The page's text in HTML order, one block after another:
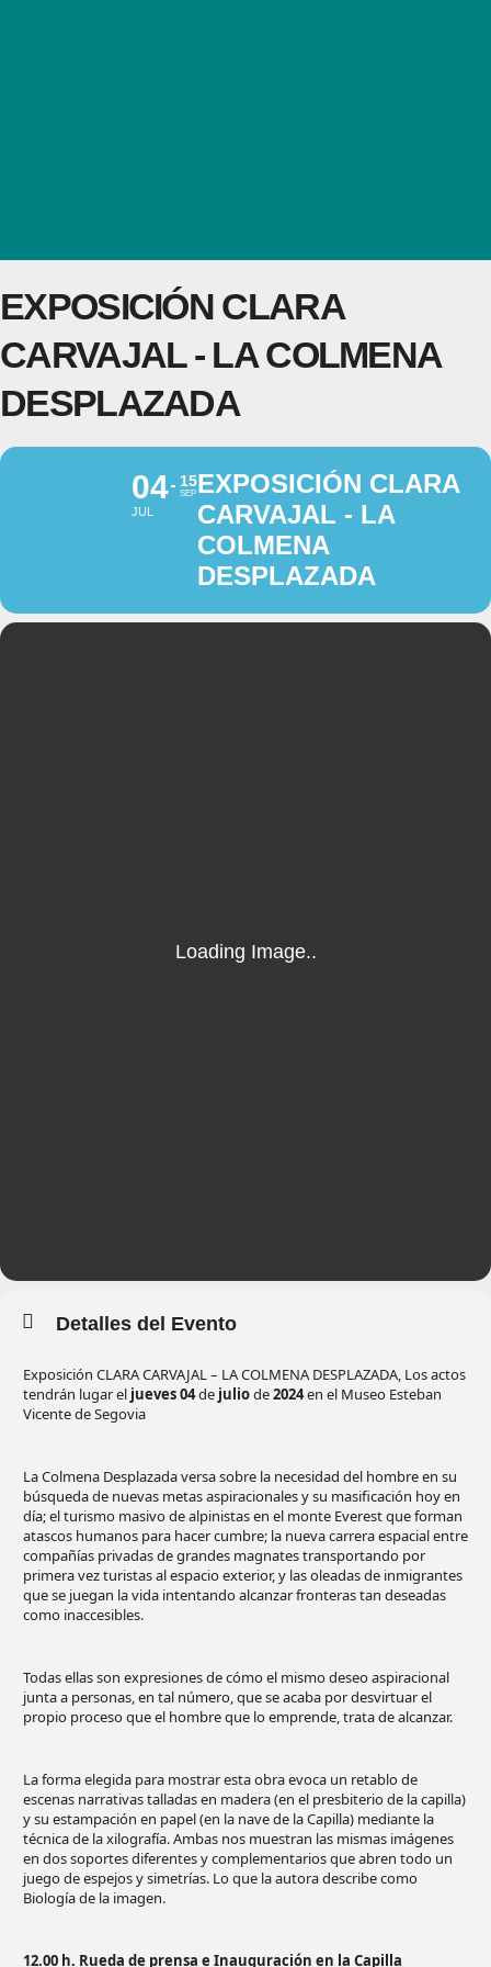
EXPOSICIÓN CLARA
CARVAJAL - LA COLMENA
DESPLAZADA
04
JUL
15
SEP EXPOSICIÓN CLARA
CARVAJAL - LA
COLMENA
DESPLAZADA
Detalles del Evento
Exposición CLARA CARVAJAL – LA COLMENA DESPLAZADA, Los actos
tendrán lugar el jueves 04de juliode2024en el Museo Esteban
Vicente de Segovia
La Colmena Desplazada versa sobre la necesidad del hombre en su
búsqueda de nuevas metas aspiracionales y su masificación hoy en
día; el turismo masivo de alpinistas en el monte Everest que forman
atascos humanos para hacer cumbre; la nueva carrera espacial entre
compañías privadas de grandes magnates transportando por
primera vez turistas al espacio exterior, y las oleadas de inmigrantes
que se juegan la vida intentando alcanzar fronteras tan deseadas
como inaccesibles.
Todas ellas son expresiones de cómo el mismo deseo aspiracional
junta a personas, en tal número, que se acaba por desvirtuar el
propio proceso que el hombre que lo emprende, trata de alcanzar.
La forma elegida para mostrar esta obra evoca un retablo de
escenas narrativas talladas en madera (en el presbiterio de la capilla)
y su estampación en papel (en la nave de la Capilla) mediante la
técnica de la xilografía. Ambas nos muestran las mismas imágenes
en dos soportes diferentes y complementarios que abren todo un
juego de espejos y simetrías. Lo que la autora describe como
Biología de la imagen.
12.00 h. Rueda de prensa e Inauguración en la Capilla